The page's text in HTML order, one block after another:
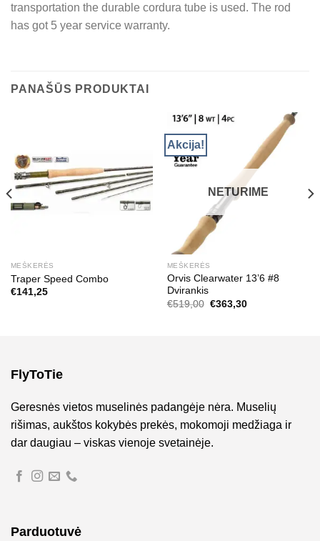
transportation the durable cordura tube is used. The rod
has got 5 year service warranty.
PANAŠŪS PRODUKTAI
MEŠKERĖS
Traper Speed Combo
€141,25
Akcija!
NETURIME
MEŠKERĖS
Orvis Clearwater 13’6 #8
Dvirankis
€519,00 Original
€363,30Current
FlyToTie
Geresnės vietos muselinės padangėje nėra. Muselių
rišimas, aukštos kokybės prekės, mokomoji medžiaga ir
dar daugiau – viskas vienoje svetainėje.
Parduotuvė